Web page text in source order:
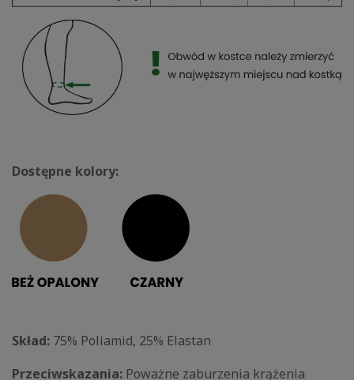
Dostępne kolory:
Skład: 75% Poliamid, 25% Elastan
Przeciwskazania: Poważne zaburzenia krążenia